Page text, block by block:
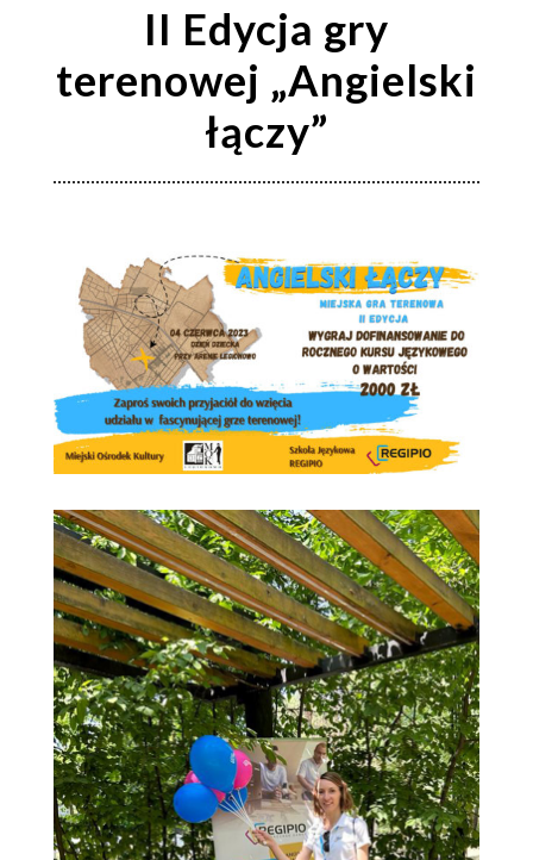
II Edycja gry
terenowej „Angielski
łączy”